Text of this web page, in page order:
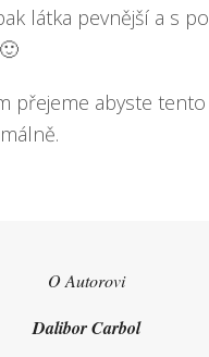
látka pevnější a s
přejeme abyste
O Autorovi
Dalibor Carbol